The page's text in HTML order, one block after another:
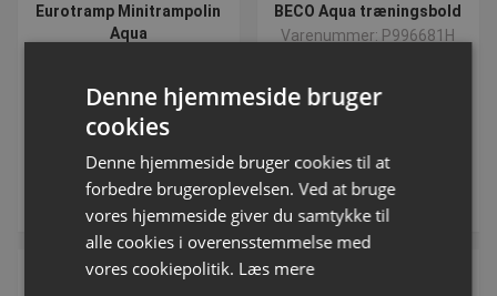
Eurotramp Minitrampolin
Aqua
Send forespørgsel
BECO Aqua træningsbold
Varenummer: P996681H
Fra DKK 26,25
Se varianter
Denne hjemmeside bruger
cookies
Denne hjemmeside bruger cookies til at
forbedre brugeroplevelsen. Ved at bruge
vores hjemmeside giver du samtykke til
alle cookies i overensstemmelse med
vores cookiepolitik. Læs mere